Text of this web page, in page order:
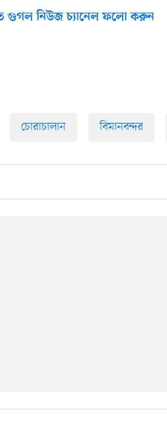
গুগল নিউজ চ্যানেল ফলো করুন
চোরাচালান বিমানবন্দর